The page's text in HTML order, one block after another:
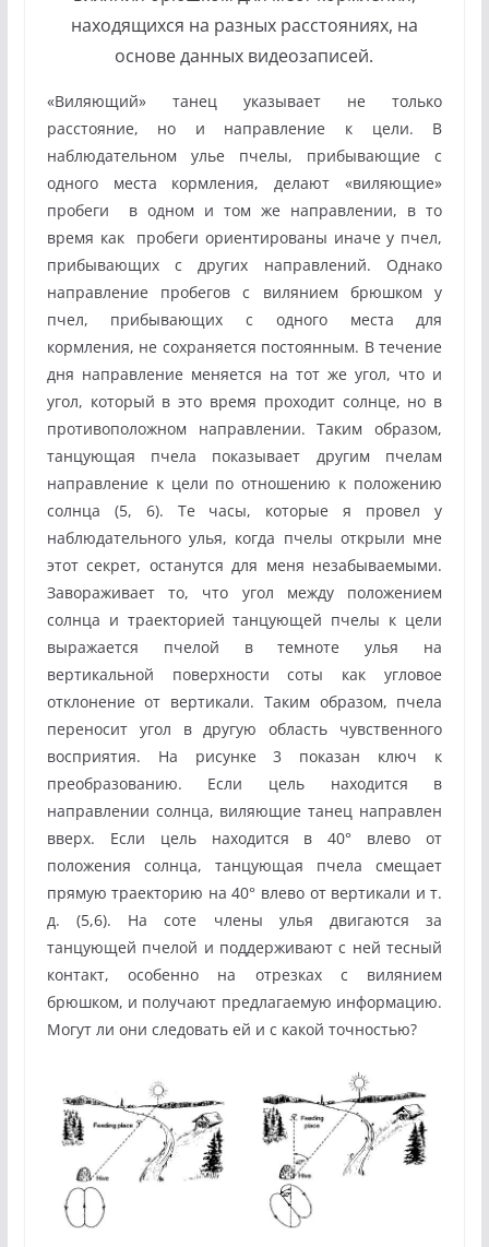
находящихся на разных расстояниях, на
основе данных видеозаписей.
«Виляющий» танец указывает не только
расстояние, но и направление к цели. В
наблюдательном улье пчелы, прибывающие с
одного места кормления, делают «виляющие»
пробеги в одном и том же направлении, в то
время как пробеги ориентированы иначе у пчел,
прибывающих с других направлений. Однако
направление пробегов с вилянием брюшком у
пчел, прибывающих с одного места для
кормления, не сохраняется постоянным. В течение
дня направление меняется на тот же угол, что и
угол, который в это время проходит солнце, но в
противоположном направлении. Таким образом,
танцующая пчела показывает другим пчелам
направление к цели по отношению к положению
солнца (5, 6). Те часы, которые я провел у
наблюдательного улья, когда пчелы открыли мне
этот секрет, останутся для меня незабываемыми.
Завораживает то, что угол между положением
солнца и траекторией танцующей пчелы к цели
выражается пчелой в темноте улья на
вертикальной поверхности соты как угловое
отклонение от вертикали. Таким образом, пчела
переносит угол в другую область чувственного
восприятия. На рисунке 3 показан ключ к
преобразованию. Если цель находится в
направлении солнца, виляющие танец направлен
вверх. Если цель находится в 40° влево от
положения солнца, танцующая пчела смещает
прямую траекторию на 40° влево от вертикали и т.
д. (5,6). На соте члены улья двигаются за
танцующей пчелой и поддерживают с ней тесный
контакт, особенно на отрезках с вилянием
брюшком, и получают предлагаемую информацию.
Могут ли они следовать ей и с какой точностью?